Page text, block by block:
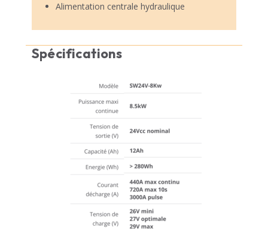
Alimentation centrale hydraulique
Spécifications